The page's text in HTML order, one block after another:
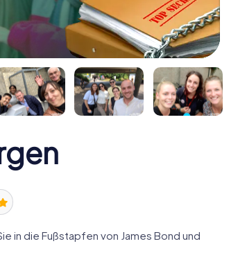
in die Fußstapfen von James Bond und